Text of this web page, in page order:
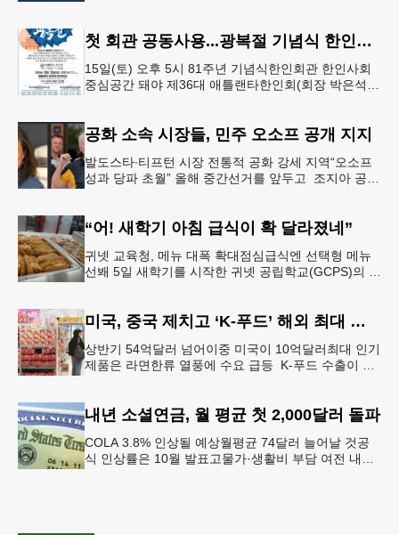
첫 회관 공동사용...광복절 기념식 한인회관서
15일(토) 오후 5시 81주년 기념식한인회관 한인사회
중심공간 돼야 제36대 애틀랜타한인회(회장 박은석·
공화 소속 시장들, 민주 오소프 공개 지지
발도스타∙티프턴 시장 전통적 공화 강세 지역“오소프
성과 당파 초월” 올해 중간선거를 앞두고 조지아 공화
“어! 새학기 아침 급식이 확 달라졌네”
귀넷 교육청, 메뉴 대폭 확대점심급식엔 선택형 메뉴
선봬 5일 새학기를 시작한 귀넷 공립학교(GCPS)의 급
미국, 중국 제치고 ‘K-푸드’ 해외 최대 시장 부상
상반기 54억달러 넘어이중 미국이 10억달러최대 인기
제품은 라면한류 열풍에 수요 급등 K-푸드 수출이 라
내년 소셜연금, 월 평균 첫 2,000달러 돌파
COLA 3.8% 인상될 예상월평균 74달러 늘어날 것공
식 인상률은 10월 발표고물가·생활비 부담 여전 내년